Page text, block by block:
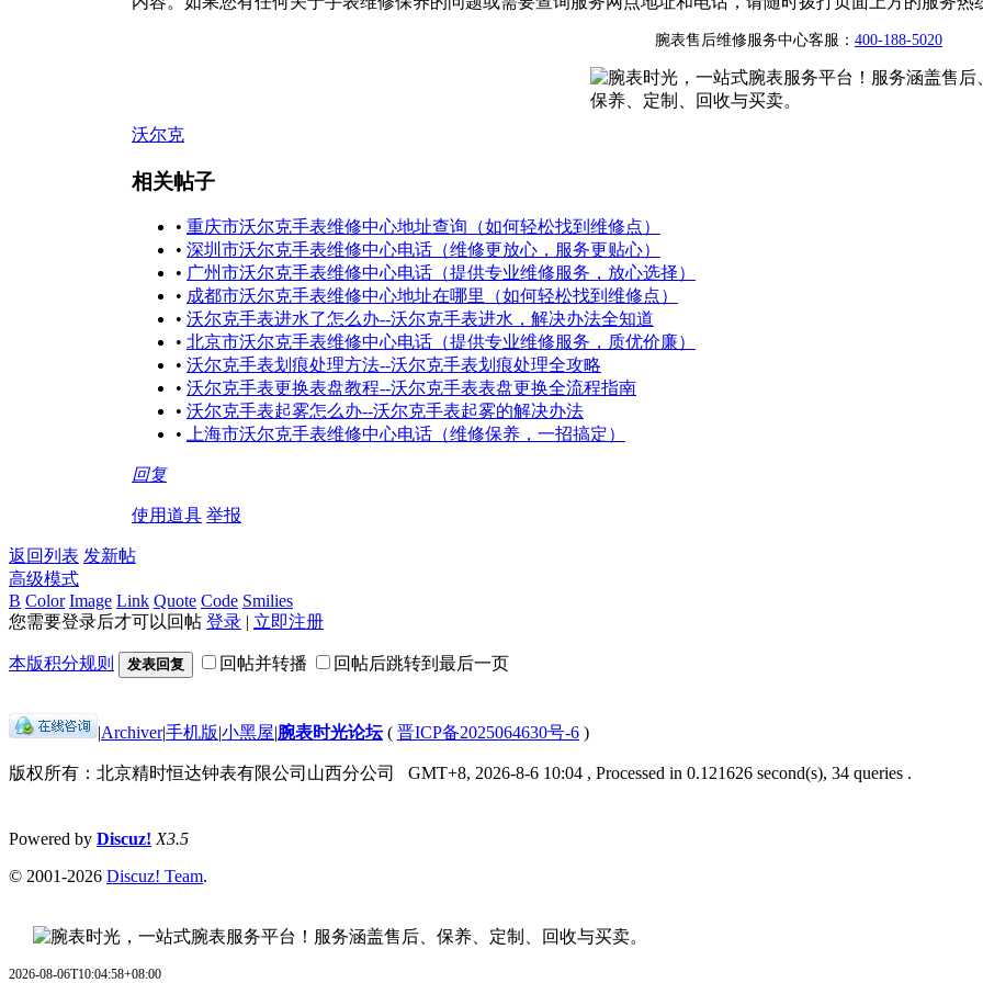
腕表售后维修服务中心客服： 400-188-5020
沃尔克
相关帖子
• 重庆市沃尔克手表维修中心地址查询（如何轻松找到维修点）
• 深圳市沃尔克手表维修中心电话（维修更放心，服务更贴心）
• 广州市沃尔克手表维修中心电话（提供专业维修服务，放心选择）
• 成都市沃尔克手表维修中心地址在哪里（如何轻松找到维修点）
• 沃尔克手表进水了怎么办--沃尔克手表进水，解决办法全知道
• 北京市沃尔克手表维修中心电话（提供专业维修服务，质优价廉）
• 沃尔克手表划痕处理方法--沃尔克手表划痕处理全攻略
• 沃尔克手表更换表盘教程--沃尔克手表表盘更换全流程指南
• 沃尔克手表起雾怎么办--沃尔克手表起雾的解决办法
•
上海市沃尔克手表维修中心电话（维修保养，一招搞定）
回复
使用道具 举报
返回列表 发新帖
高级模式
B Color Image Link Quote Code Smilies
您需要登录后才可以回帖 登录 | 立即注册
本版积分规则 发表回复 回帖并转播 回帖后跳转到最后一页
|Archiver|手机版|小黑屋|腕表时光论坛( 晋ICP备2025064630号-6 )
版权所有：北京精时恒达钟表有限公司山西分公司 GMT+8, 2026-8-6 10:04 , Processed in 0.121626 second(s), 34 queries .
Powered by Discuz! X3.5
© 2001-2026 Discuz! Team.
2026-08-06T10:04:58+08:00